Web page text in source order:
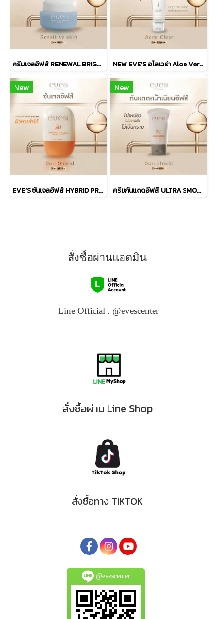
ครีมเจลอีฟส์ RENEWAL BRIGHTENING CREAM GEL NEW EVE'S อโลเวร่า Aloe Vera Hydrating & Treatment Gel
New
EVE’S ซันเจลอีฟส์ HYBRID PROTECTOR SUN GEL SPF 50+ PA++++
New
ครีมกันแดดอีฟส์ ULTRA SMOOTH SUNSCREEN SPF 50+ PA++++
สั่งซื้อผ่านแอดมิน
Line Official : @evescenter
สั่งซื้อผ่าน Line Shop
สั่งซื้อทาง TIKTOK
@evescenter